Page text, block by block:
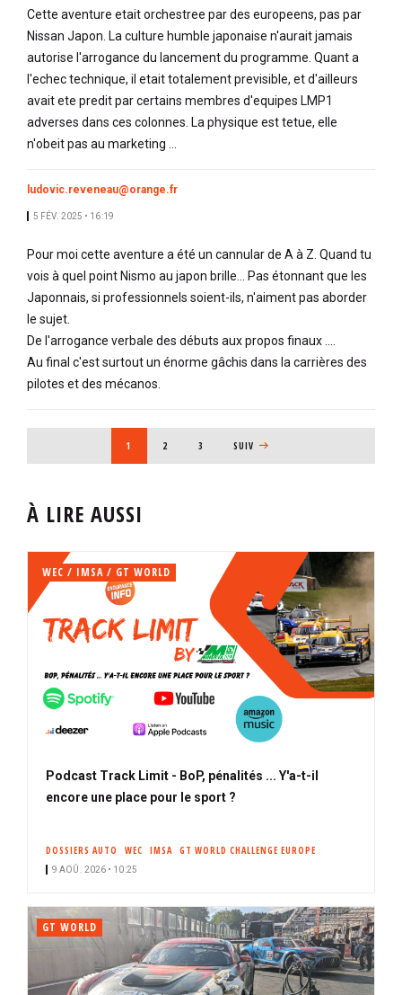
Cette aventure etait orchestree par des europeens, pas par
Nissan Japon. La culture humble japonaise n'aurait jamais
autorise l'arrogance du lancement du programme. Quant a
l'echec technique, il etait totalement previsible, et d'ailleurs
avait ete predit par certains membres d'equipes LMP1
adverses dans ces colonnes. La physique est tetue, elle
n'obeit pas au marketing ...
ludovic.reveneau@orange.fr
5 FÉV. 2025 • 16:19
Pour moi cette aventure a été un cannular de A à Z. Quand tu
vois à quel point Nismo au japon brille... Pas étonnant que les
Japonnais, si professionnels soient-ils, n'aiment pas aborder
le sujet.
De l'arrogance verbale des débuts aux propos finaux ....
Au final c'est surtout un énorme gâchis dans la carrières des
pilotes et des mécanos.
PAGE COURANTE
1 PAGE
2 PAGE
3 PAGE SUIVANTE
SUIV
À LIRE AUSSI
WEC / IMSA / GT WORLD
Podcast Track Limit - BoP, pénalités ... Y'a-t-il
encore une place pour le sport ?
DOSSIERS AUTO WEC IMSA GT WORLD CHALLENGE EUROPE
9 AOÛ. 2026 • 10:25
GT WORLD